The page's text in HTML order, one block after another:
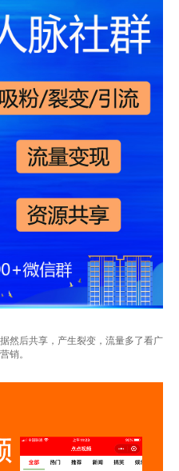
然后共享，产生裂变，流量多了看广
销。